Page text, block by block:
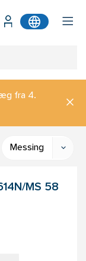
fra 4.
Messing
MS 58